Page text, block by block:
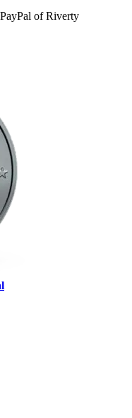
of Riverty